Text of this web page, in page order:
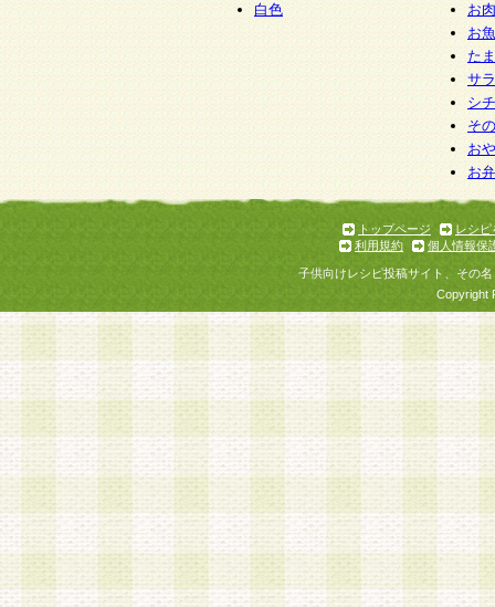
白色
お
お
た
サ
シ
そ
お
お
トップページ
レシピ
利用規約
個人情報保
子供向けレシピ投稿サイト、その
Copyright